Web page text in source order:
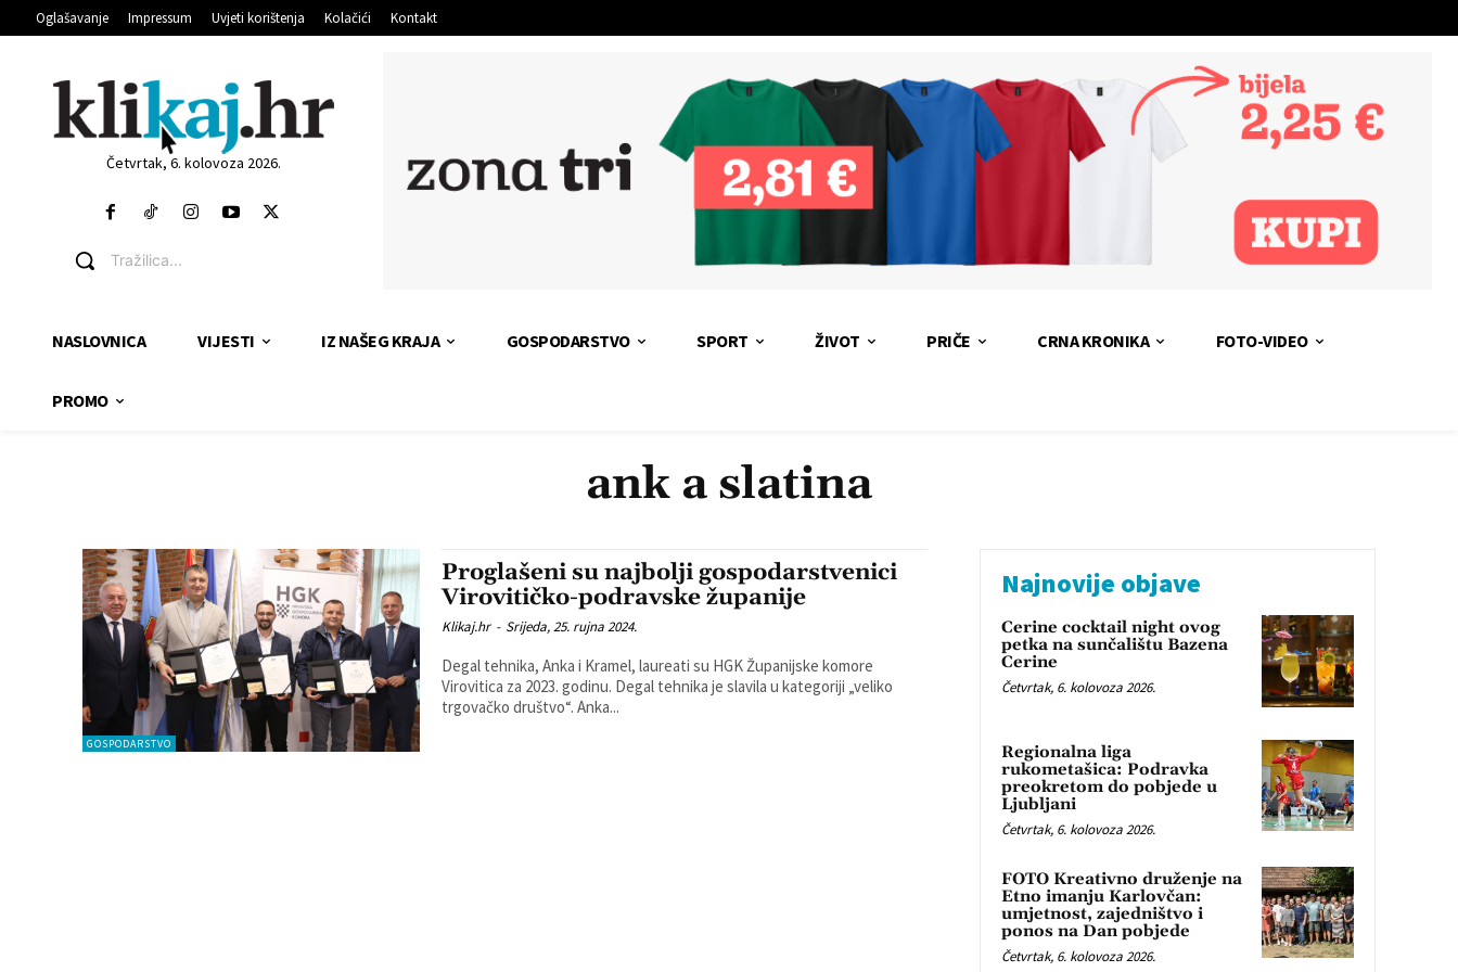
Oglašavanje Impressum Uvjeti korištenja Kolačići Kontakt
Četvrtak, 6. kolovoza 2026.
Tražilica...
NASLOVNICA VIJESTI IZ NAŠEG KRAJA GOSPODARSTVO SPORT ŽIVOT PRIČE CRNA KRONIKA FOTO-VIDEO
PROMO
ank a slatina
GOSPODARSTVO
Proglašeni su najbolji gospodarstvenici
Virovitičko-podravske županije
Klikaj.hr - Srijeda, 25. rujna 2024.
Degal tehnika, Anka i Kramel, laureati su HGK Županijske komore
Virovitica za 2023. godinu. Degal tehnika je slavila u kategoriji „veliko
trgovačko društvo“. Anka...
Najnovije objave
Cerine cocktail night ovog
petka na sunčalištu Bazena
Cerine
Četvrtak, 6. kolovoza 2026.
Regionalna liga
rukometašica: Podravka
preokretom do pobjede u
Ljubljani
Četvrtak, 6. kolovoza 2026.
FOTO Kreativno druženje na
Etno imanju Karlovčan:
umjetnost, zajedništvo i
ponos na Dan pobjede
Četvrtak, 6. kolovoza 2026.